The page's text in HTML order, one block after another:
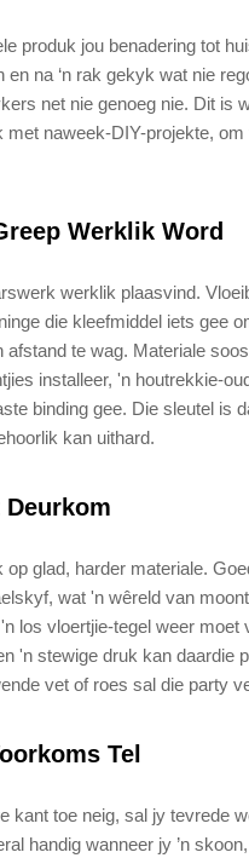
produk jou benadering tot
na ‘n rak gekyk wat nie
net nie genoeg nie. Dit is
naweek-DIY-projekte,
Werklik Word
werklik plaasvind.
die kleefmiddel iets gee
te wag. Materiale
installeer, 'n houtrekkie-
binding gee. Die sleutel is
kan uithard.
Deurkom
glad, harder materiale.
wat 'n wêreld van
los vloertjie-tegel weer
'n stewige druk kan daardie
vet of roes sal die party
Tel
kant toe neig, sal jy tevrede
handig wanneer jy ’n